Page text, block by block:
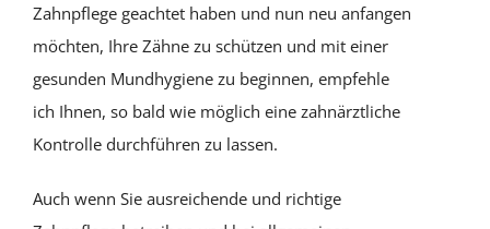
Zahnpflege geachtet haben und nun neu anfangen
möchten, Ihre Zähne zu schützen und mit einer
gesunden Mundhygiene zu beginnen, empfehle
ich Ihnen, so bald wie möglich eine zahnärztliche
Kontrolle durchführen zu lassen.
Auch wenn Sie ausreichende und richtige